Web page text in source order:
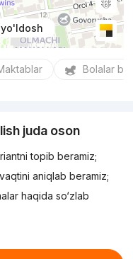
Bolalar
juda oson
topib beramiz;
aniqlab beramiz;
haqida so‘zlab